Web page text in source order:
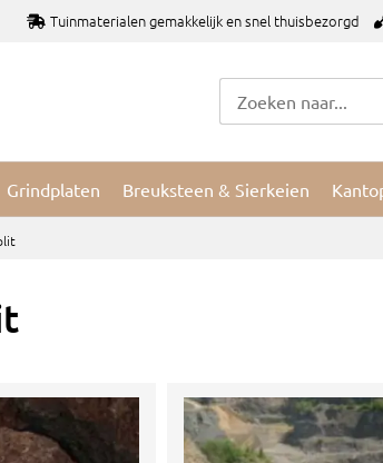
Tuinmaterialen gemakkelijk en snel thuisbezorgd
Grindplaten Breuksteen & Sierkeien